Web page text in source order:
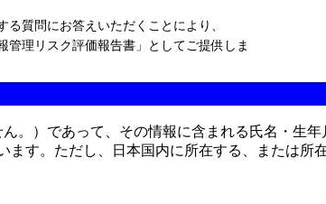
質問にお答えいただくことにより、
リスク評価報告書」としてご提供しま
。）であって、その情報に含まれる氏名・生年
す。ただし、日本国内に所在する、または所